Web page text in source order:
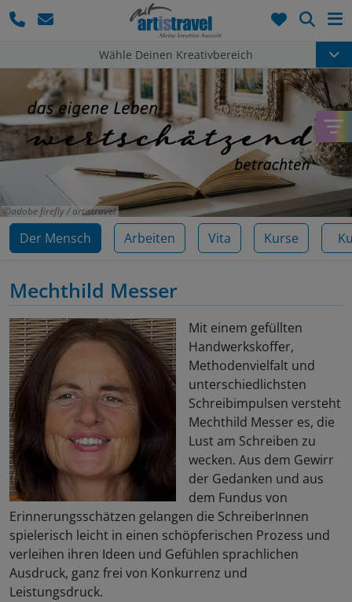
Wähle Deinen Kreativbereich
adobe firefly / artistravel
Der Mensch Arbeiten Vita Kurse
Mechthild Messer
Mit einem gefüllten
Handwerkskoffer,
Methodenvielfalt und
unterschiedlichsten
Schreibimpulsen versteht
Mechthild Messer es, die
Lust am Schreiben zu
wecken. Aus dem Gewirr
der Gedanken und aus
dem Fundus von
Erinnerungsschätzen gelangen die SchreiberInnen
spielerisch leicht in einen schöpferischen Prozess und
verleihen ihren Ideen und Gefühlen sprachlichen
Ausdruck, ganz frei von Konkurrenz und
Leistungsdruck.